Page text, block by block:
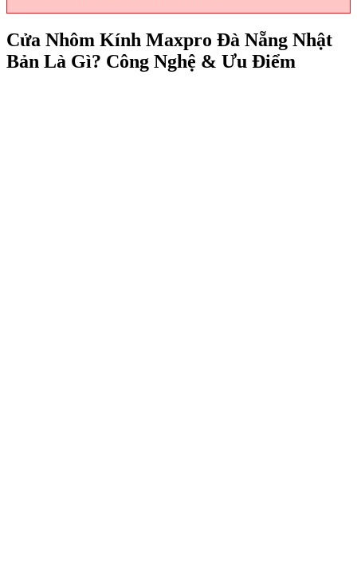
Cửa Nhôm Kính Maxpro Đà Nẵng Nhật
Bản Là Gì? Công Nghệ & Ưu Điểm